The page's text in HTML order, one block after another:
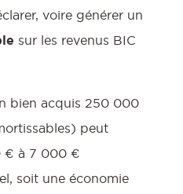
voire générer un
sur les revenus BIC
bien acquis 250 000
peut
€ à 7 000 €
soit une économie